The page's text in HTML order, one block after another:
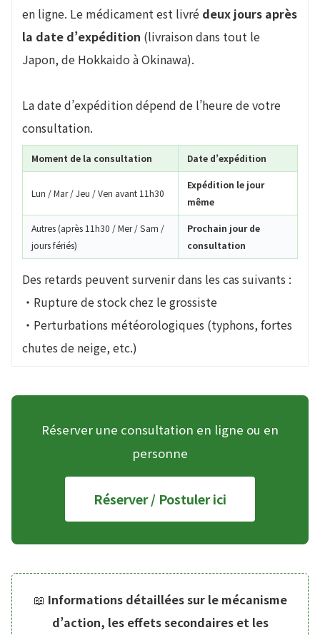
en ligne. Le médicament est livré deux jours après
la date d’expédition (livraison dans tout le
Japon, de Hokkaido à Okinawa).
La date d’expédition dépend de l’heure de votre
consultation.
Moment de la consultation Date d’expédition
Lun / Mar / Jeu / Ven avant 11h30
Expédition le jour
même
Autres (après 11h30 / Mer / Sam /
jours fériés)
Prochain jour de
consultation
Des retards peuvent survenir dans les cas suivants :
・Rupture de stock chez le grossiste
・Perturbations météorologiques (typhons, fortes
chutes de neige, etc.)
Réserver une consultation en ligne ou en
personne
Réserver / Postuler ici
📖 Informations détaillées sur le mécanisme
d’action, les effets secondaires et les